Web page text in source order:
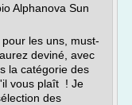
Alphanova Sun
les uns, must-
deviné, avec
la catégorie des
vous plaît ! Je
des